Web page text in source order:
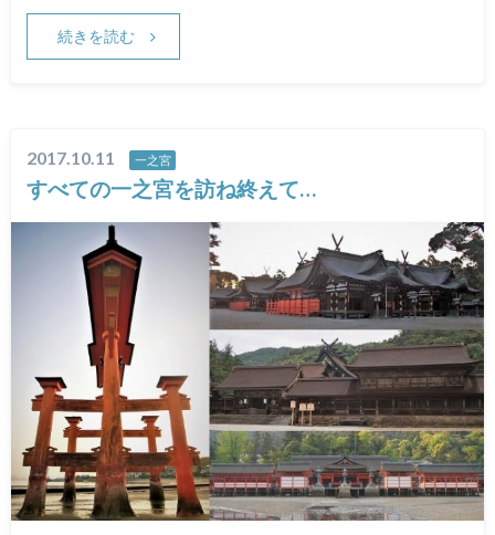
続きを読む
2017.10.11 一之宮
​すべての一之宮を訪ね終えて…